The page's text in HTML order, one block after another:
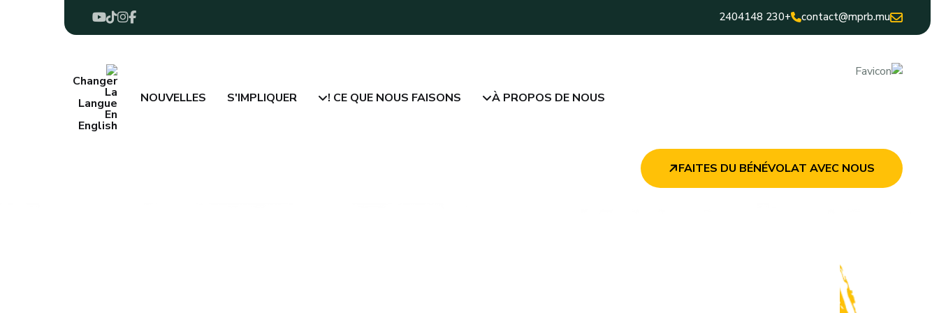
contact@mprb.mu
+230 2404148
À PROPOS DE NOUS
CE QUE NOUS FAISONS !
S'IMPLIQUER
NOUVELLES
FAITES DU BÉNÉVOLAT AVEC NOUS